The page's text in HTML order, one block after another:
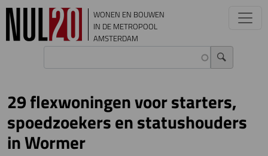
Overslaan en naar de inhoud gaan
WONEN EN BOUWEN
IN DE METROPOOL
AMSTERDAM
29 flexwoningen voor starters,
spoedzoekers en statushouders
in Wormer